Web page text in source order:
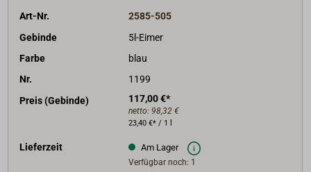
Art-Nr.
2585-505
Gebinde
5l-Eimer
Farbe
blau
Nr.
1199
Preis (Gebinde)
117,00 €*
netto: 98,32 €
23,40 €* / 1 l
Lieferzeit Am Lager
Verfügbar noch: 1